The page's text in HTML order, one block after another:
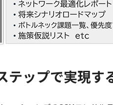
テップで実現す